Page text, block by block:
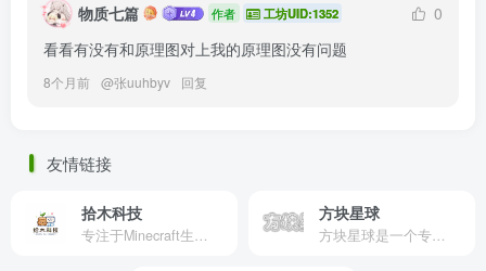
物质七篇 作者 工坊UID:1352
0
看看有没有和原理图对上我的原理图没有问题
8个月前 @张uuhbyv 回复
友情链接
拾木科技
专注于Minecraft生态建设
方块星球
方块星球是一个专注于我的世界的中文论坛，提供丰富的资源分享、玩家交流和创意展示，包括地图、皮肤、数据包等内容，打造Minecraft玩家的专属社区乐园！